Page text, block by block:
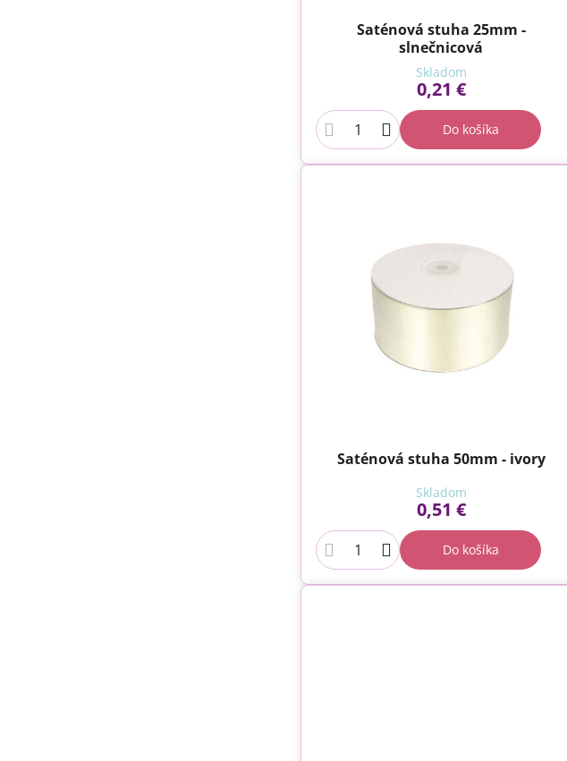
Saténová stuha 25mm -
slnečnicová
Skladom
0,21 €
Do košíka
Saténová stuha 50mm - ivory
Skladom
0,51 €
Do košíka